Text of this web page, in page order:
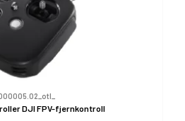
DJI FPV-fjernkontroll